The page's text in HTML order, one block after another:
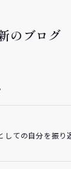
のブログ
しての自分を振